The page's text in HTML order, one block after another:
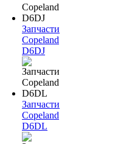
Запчасти
Copeland
D6DJ
Запчасти
Copeland
D6DL